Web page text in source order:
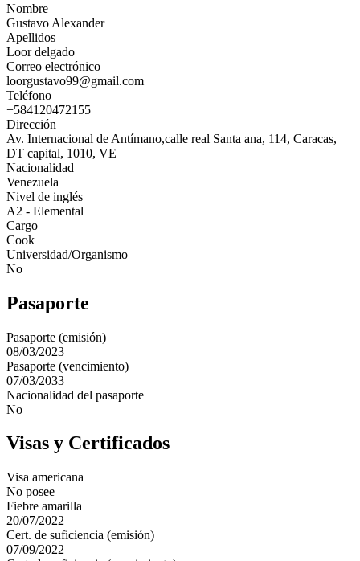
Nombre
Gustavo Alexander
Apellidos
Loor delgado
Correo electrónico
loorgustavo99@gmail.com
Teléfono
+584120472155
Dirección
Av. Internacional de Antímano,calle real Santa ana, 114, Caracas,
DT capital, 1010, VE
Nacionalidad
Venezuela
Nivel de inglés
A2 - Elemental
Cargo
Cook
Universidad/Organismo
No
Pasaporte
Pasaporte (emisión)
08/03/2023
Pasaporte (vencimiento)
07/03/2033
Nacionalidad del pasaporte
No
Visas y Certificados
Visa americana
No posee
Fiebre amarilla
20/07/2022
Cert. de suficiencia (emisión)
07/09/2022